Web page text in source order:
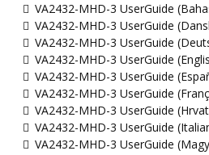
VA2432-MHD-3 UserGuide
VA2432-MHD-3 UserGuide
VA2432-MHD-3 UserGuide
VA2432-MHD-3 UserGuide
VA2432-MHD-3 UserGuide
VA2432-MHD-3 UserGuide
VA2432-MHD-3 UserGuide
VA2432-MHD-3 UserGuide
VA2432-MHD-3 UserGuide